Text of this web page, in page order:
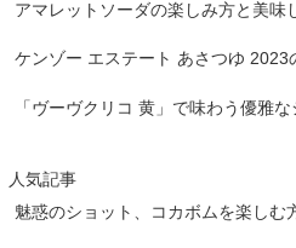
アマレットソーダの楽しみ方と美味
ケンゾー エステート あさつゆ 2023
「ヴーヴクリコ 黄」で味わう優雅
人気記事
魅惑のショット、コカボムを楽しむ